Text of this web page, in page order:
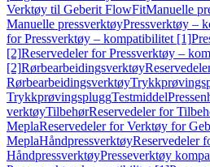
Verktøy til Geberit FlowFitManuelle
Manuelle pressverktøyPressverktøy –
for Pressverktøy – kompatibilitet [1]
[2]Reservedeler for Pressverktøy –
[2]Rørbearbeidingsverktøy
Rørbearbeidingsverktøy
TrykkprøvingspluggTestmiddel
verktøyTilbehørReservedeler for
MeplaReservedeler for Verktøy for
MeplaHåndpressverktøyReservedeler
HåndpressverktøyPresseverktøy